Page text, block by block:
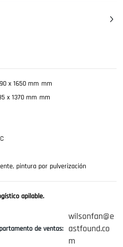
x 1650 mm mm
x 1370 mm mm
pintura por pulverización
apilable.
de ventas:
wilsonfan@e
astfound.co
m